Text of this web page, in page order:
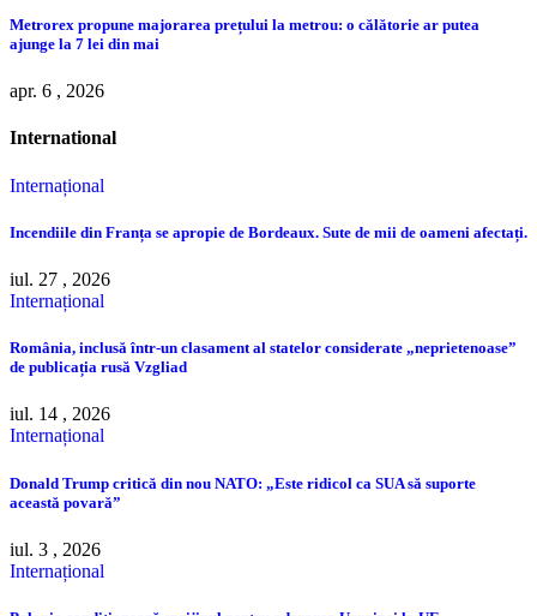
Metrorex propune majorarea prețului la metrou: o călătorie ar putea
ajunge la 7 lei din mai
apr. 6 , 2026
International
Internațional
Incendiile din Franța se apropie de Bordeaux. Sute de mii de oameni afectați.
iul. 27 , 2026
Internațional
România, inclusă într-un clasament al statelor considerate „neprietenoase”
de publicația rusă Vzgliad
iul. 14 , 2026
Internațional
Donald Trump critică din nou NATO: „Este ridicol ca SUA să suporte
această povară”
iul. 3 , 2026
Internațional